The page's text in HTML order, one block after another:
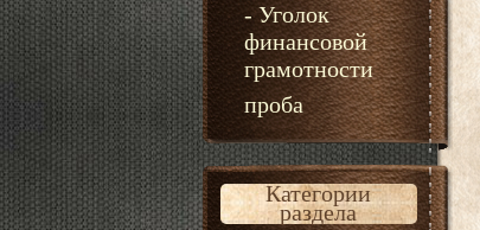
- Уголок
финансовой
грамотности
проба
Категории
раздела